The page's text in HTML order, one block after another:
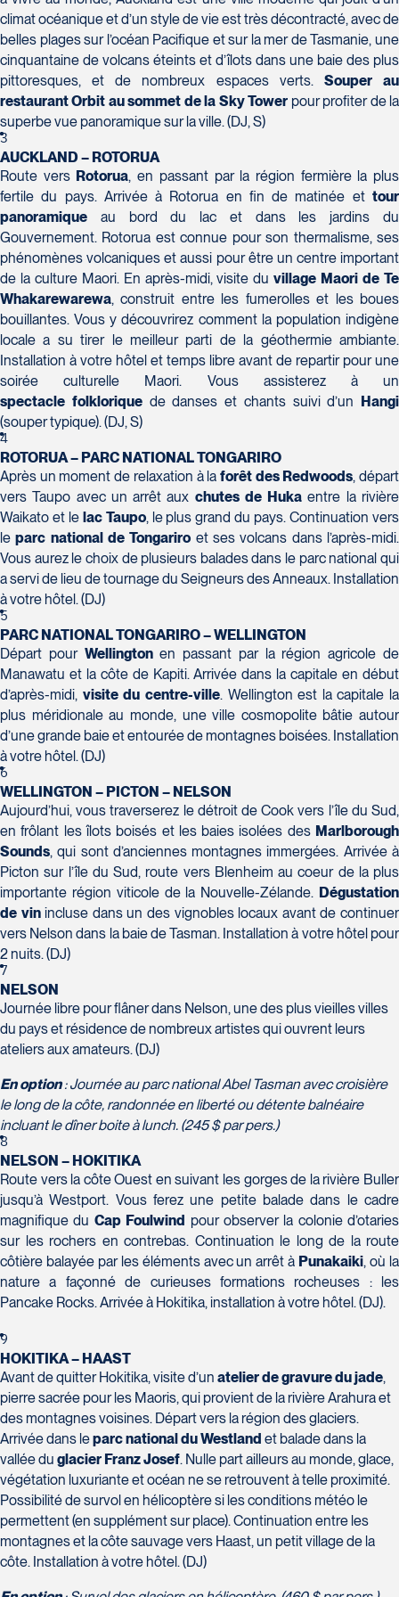
climat océanique et d’un style de vie est très décontracté, avec de
belles plages sur l’océan Pacifique et sur la mer de Tasmanie, une
cinquantaine de volcans éteints et d’îlots dans une baie des plus
pittoresques, et de nombreux espaces verts. Souperau
restaurant Orbit au sommet de la Sky Tower pour profiter de la
superbe vue panoramique sur la ville. (DJ, S)
3
AUCKLAND – ROTORUA
Route vers Rotorua, en passant par la région fermière la plus
fertile du pays. Arrivée à Rotorua en fin de matinée et tour
panoramique au bord du lac et dans les jardins du
Gouvernement. Rotorua est connue pour son thermalisme, ses
phénomènes volcaniques et aussi pour être un centre important
de la culture Maori. En après-midi, visite du village Maori de Te
Whakarewarewa, construit entre les fumerolles et les boues
bouillantes. Vous y découvrirez comment la population indigène
locale a su tirer le meilleur parti de la géothermie ambiante.
Installation à votre hôtel et temps libre avant de repartir pour une
soirée culturelle Maori. Vous assisterez à un
spectacle folkloriquede danses et chants suivi d’un Hangi
(souper typique). (DJ, S)
4
ROTORUA – PARC NATIONAL TONGARIRO
Après un moment de relaxation à la forêt des Redwoods, départ
vers Taupo avec un arrêt aux chutes de Huka entre la rivière
Waikato et le lac Taupo, le plus grand du pays. Continuation vers
leparc national de Tongariro et ses volcans dans l’après-midi.
Vous aurez le choix de plusieurs balades dans le parc national qui
a servi de lieu de tournage du Seigneurs des Anneaux. Installation
à votre hôtel. (DJ)
5
PARC NATIONAL TONGARIRO – WELLINGTON
Départ pour Wellington en passant par la région agricole de
Manawatu et la côte de Kapiti. Arrivée dans la capitale en début
d’après-midi, visite du centre-ville. Wellington est la capitale la
plus méridionale au monde, une ville cosmopolite bâtie autour
d’une grande baie et entourée de montagnes boisées. Installation
à votre hôtel. (DJ)
6
WELLINGTON – PICTON – NELSON
Aujourd’hui, vous traverserez le détroit de Cook vers l’île du Sud,
en frôlant les îlots boisés et les baies isolées desMarlborough
Sounds, qui sont d’anciennes montagnes immergées. Arrivée à
Picton sur l’île du Sud, route vers Blenheim au coeur de la plus
importante région viticole de la Nouvelle-Zélande. Dégustation
de vinincluse dans un des vignobles locaux avant de continuer
vers Nelson dans la baie de Tasman. Installation à votre hôtel pour
2 nuits. (DJ)
7
NELSON
Journée libre pour flâner dans Nelson, une des plus vieilles villes
du pays et résidence de nombreux artistes qui ouvrent leurs
ateliers aux amateurs. (DJ)
En option: Journée au parc national Abel Tasman avec croisière
le long de la côte, randonnée en liberté ou détente balnéaire
incluant le dîner boite à lunch. (245 $ par pers.)
8
NELSON – HOKITIKA
Route vers la côte Ouest en suivant les gorges de la rivière Buller
jusqu’à Westport. Vous ferez une petite balade dans le cadre
magnifique du Cap Foulwind pour observer la colonie d’otaries
sur les rochers en contrebas. Continuation le long de la route
côtière balayée par les éléments avec un arrêt à Punakaiki, où la
nature a façonné de curieuses formations rocheuses : les
Pancake Rocks. Arrivée à Hokitika, installation à votre hôtel. (DJ).
9
HOKITIKA – HAAST
Avant de quitter Hokitika, visite d’un atelier de gravure du jade,
pierre sacrée pour les Maoris, qui provient de la rivière Arahura et
des montagnes voisines. Départ vers la région des glaciers.
Arrivée dans leparc national du Westland et balade dans la
vallée du glacier Franz Josef. Nulle part ailleurs au monde, glace,
végétation luxuriante et océan ne se retrouvent à telle proximité.
Possibilité de survol en hélicoptère si les conditions météo le
permettent (en supplément sur place). Continuation entre les
montagnes et la côte sauvage vers Haast, un petit village de la
côte. Installation à votre hôtel. (DJ)
Voyages Nouveau-Monde
420 Boulevard Manseau
Joliette
J6E 3E1
Tél :450-755-5557 / 1-877-751-5557
Voyages Terre et Monde
1460 Chemin Gascon
Terrebonne
J6X 2Z5
Tél :450-964-3574
Voyages des Laurentides
939 Boulevard Albiny-Paquette
J9L 3J1
Tél :819-623-2511 / 1-866-385-2511
Tél :450-688-6211 / 1-888-682-8616
Club Voyages Orientation
1001 Boulevard de Montarville - local 39
Boucherville
J4B 6P5
Tél :450-655-1855 / 1-866-655-5736
Club Voyages Princesse
686 rue Principale
Granby
J2G 2Y4
Tél :450-372-4444
Voyages Action
Beloeil
J3G 4G7
Tél :450-464-0363 / 1-800-331-0363
Voyages Boislard Poirier
2840 Boulevard Laframboise
Saint-Hyacinthe
J2S 4Z1
Tél :450-774-6436 / 1-800-561-2967
Voyages CAA Brossard
8940 Boulevard Leduc - Bureau 20
Brossard
J4Y 0G4
Tél :450-465-0620 / 1-844-869-2439
Voyages Granby
157 rue Principale
Granby
J2G 2V5
Voyages Jean-Pierre
2152 Boulevard Lapinière - Suite 104
Brossard
Tél :450-671-6654 / 1-888-461-6654
Voyages Tourbec Lapointe
1000 Boulevard Monseigneur Langlois -
Local 150
Salaberry-de-Valleyfield
J6S 0J7
La Forfaiterie Voyages
5401 Boulevard Des Galeries - Local 104
(porte H)
Québec
G2K 1N4
Tél :418-652-2400 / 1-888-848-1518
Le Voyagiste de Québec
3229 Chemin des Quatre-Bourgeois -
Suite 120QuébecG1W 0C1
Tél :418-977-4080 / 1-877-977-4080
Voyages CAA Place de la Cité
2600 Boulevard Laurier #133, Place de la
Québec
G1V 4T3
Tél :418-653-9200 / 1-844-869-2439
Voyages CAA Québec
500 rue Bouvier - Suite 202
Québec
Tél :
418-624-8222 / 1-844-869-2439
Voyages Émotions
2 rue Pleau
G3H 2G2
Tél :418-873-4515
Voyages Laurier du Vallon - Siège
social
2700 Boulevard Laurier - Édifice
Champlain, bureau 5000
Québec
G1V 4K5
Tél :418-653-1882 / 1-800-640-1882
Voyages Paradis
2500 rue Beaurevoir, local 340
Québec
G2C 0M4
Tél :418-659-6650